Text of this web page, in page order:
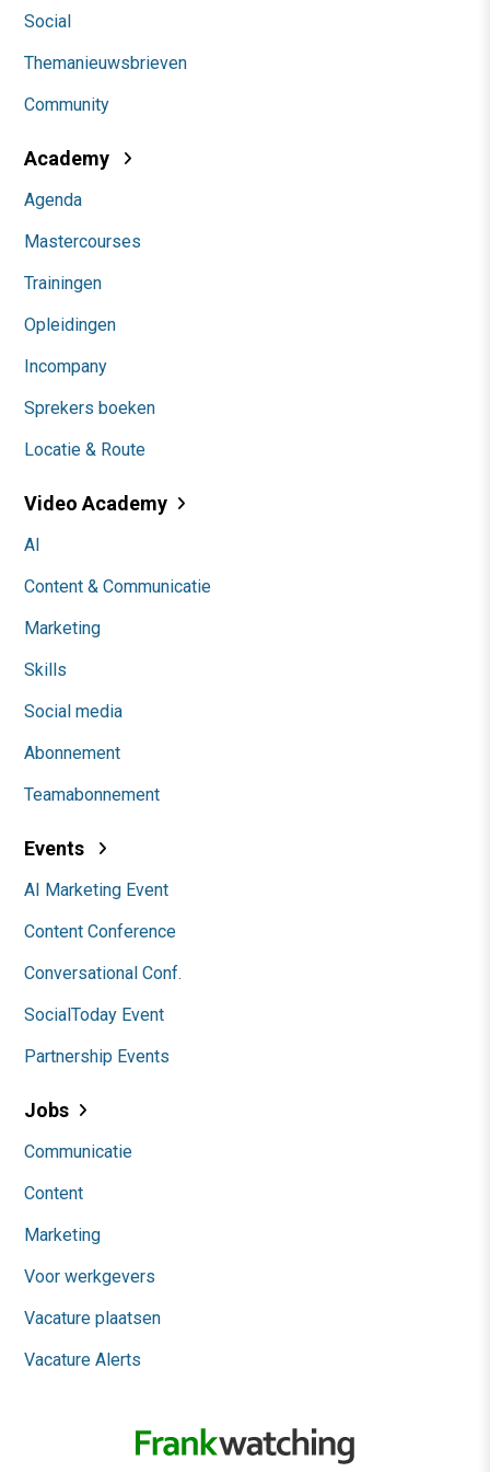
Social
Themanieuwsbrieven
Community
Academy
Agenda
Mastercourses
Trainingen
Opleidingen
Incompany
Sprekers boeken
Locatie & Route
Video Academy
AI
Content & Communicatie
Marketing
Skills
Social media
Abonnement
Teamabonnement
Events
AI Marketing Event
Content Conference
Conversational Conf.
SocialToday Event
Partnership Events
Jobs
Communicatie
Content
Marketing
Voor werkgevers
Vacature plaatsen
Vacature Alerts